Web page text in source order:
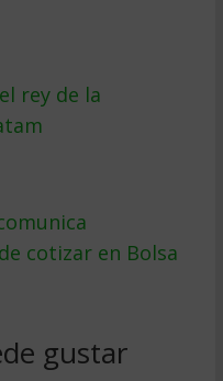
rey de la
cotizar en Bolsa
gustar